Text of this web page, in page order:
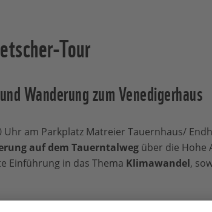
Tour
Wanderung zum Venedigerhaus
am Parkplatz Matreier Tauernhaus/
auf dem Tauerntalwegüber die Hohe
Einführung in das Thema Klimawandel,